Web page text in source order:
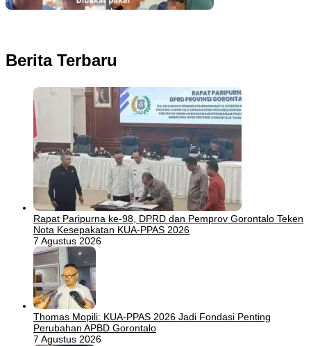
Berita Terbaru
Rapat Paripurna ke-98, DPRD dan Pemprov Gorontalo Teken
Nota Kesepakatan KUA-PPAS 2026
7 Agustus 2026
Thomas Mopili: KUA-PPAS 2026 Jadi Fondasi Penting
Perubahan APBD Gorontalo
7 Agustus 2026